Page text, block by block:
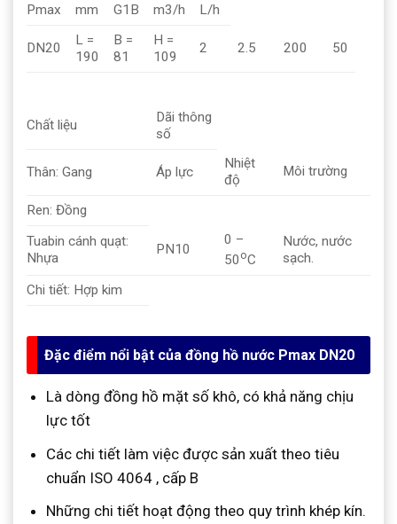
Pmax mm G1B m3/h L/h
DN20
L =
190
B =
81
H =
109
2 2.5 200 50
Chất liệu
Dãi thông
số
Thân: Gang Áp lực
Nhiệt
độ
Môi trường
Ren: Đồng
Tuabin cánh quạt:
Nhựa
PN10
0 –
50 oC
Nước, nước
sạch.
Chi tiết: Hợp kim
Đặc điểm nổi bật của đồng hồ nước Pmax DN20
Là dòng đồng hồ mặt số khô, có khả năng chịu
lực tốt
Các chi tiết làm việc được sản xuất theo tiêu
chuẩn ISO 4064 , cấp B
Những chi tiết hoạt động theo quy trình khép kín.